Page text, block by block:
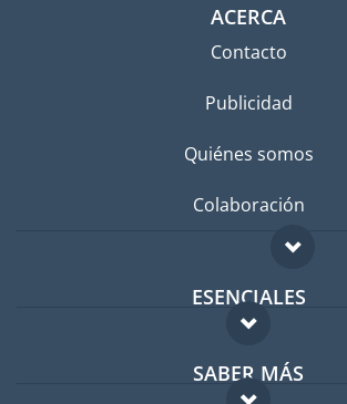
ACERCA
Contacto
Publicidad
Quiénes somos
Colaboración
ESENCIALES
Foro para expatriados
Guía para expatriados
SABER MÁS